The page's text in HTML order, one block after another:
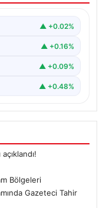
▲ +0.02%
▲ +0.16%
▲ +0.09%
▲ +0.48%
Bölgeleri
Gazeteci Tahir